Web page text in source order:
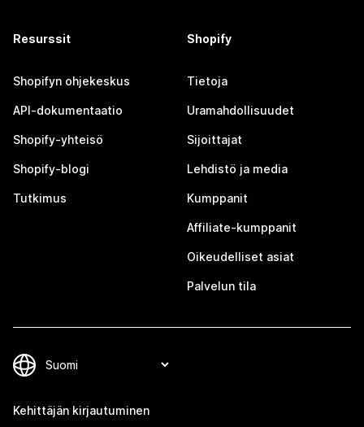
Resurssit
Shopifyn ohjekeskus
API-dokumentaatio
Shopify-yhteisö
Shopify-blogi
Tutkimus
Shopify
Tietoja
Uramahdollisuudet
Sijoittajat
Lehdistö ja media
Kumppanit
Affiliate-kumppanit
Oikeudelliset asiat
Palvelun tila
Kehittäjän kirjautuminen